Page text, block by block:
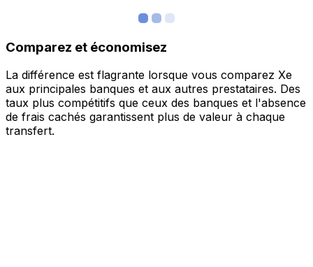
Comparez et économisez
La différence est flagrante lorsque vous comparez Xe
aux principales banques et aux autres prestataires. Des
taux plus compétitifs que ceux des banques et l'absence
de frais cachés garantissent plus de valeur à chaque
transfert.